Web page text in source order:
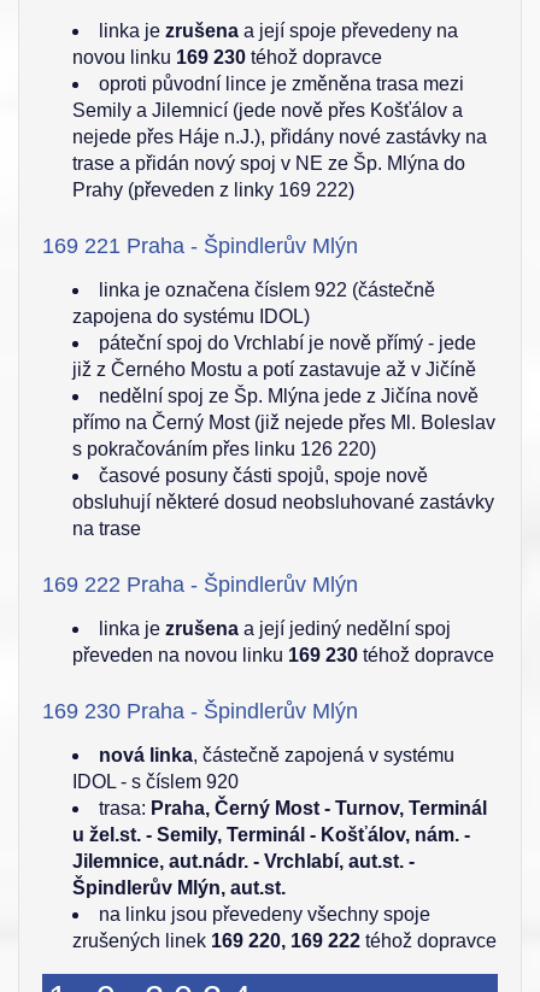
linka je zrušena a její spoje převedeny na
novou linku 169 230 téhož dopravce
oproti původní lince je změněna trasa mezi
Semily a Jilemnicí (jede nově přes Košťálov a
nejede přes Háje n.J.), přidány nové zastávky na
trase a přidán nový spoj v NE ze Šp. Mlýna do
Prahy (převeden z linky 169 222)
169 221 Praha - Špindlerův Mlýn
linka je označena číslem 922 (částečně
zapojena do systému IDOL)
páteční spoj do Vrchlabí je nově přímý - jede
již z Černého Mostu a potí zastavuje až v Jičíně
nedělní spoj ze Šp. Mlýna jede z Jičína nově
přímo na Černý Most (již nejede přes Ml. Boleslav
s pokračováním přes linku 126 220)
časové posuny části spojů, spoje nově
obsluhují některé dosud neobsluhované zastávky
na trase
169 222 Praha - Špindlerův Mlýn
linka je zrušena a její jediný nedělní spoj
převeden na novou linku 169 230 téhož dopravce
169 230 Praha - Špindlerův Mlýn
nová linka, částečně zapojená v systému
IDOL - s číslem 920
trasa: Praha, Černý Most - Turnov, Terminál
u žel.st. - Semily, Terminál - Košťálov, nám. -
Jilemnice, aut.nádr. - Vrchlabí, aut.st. -
Špindlerův Mlýn, aut.st.
na linku jsou převedeny všechny spoje
zrušených linek 169 220, 169 222 téhož dopravce